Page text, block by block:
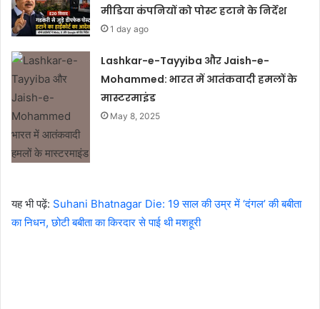
मीडिया कंपनियों को पोस्ट हटाने के निर्देश
1 day ago
Lashkar-e-Tayyiba और Jaish-e-
Mohammed: भारत में आतंकवादी हमलों के
मास्टरमाइंड
May 8, 2025
यह भी पढ़ें: Suhani Bhatnagar Die: 19 साल की उम्र में ‘दंगल’ की बबीता
का निधन, छोटी बबीता का किरदार से पाई थी मशहूरी